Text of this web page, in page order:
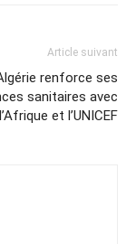
Article suivant
renforce ses
sanitaires avec
l’Afrique et l’UNICEF